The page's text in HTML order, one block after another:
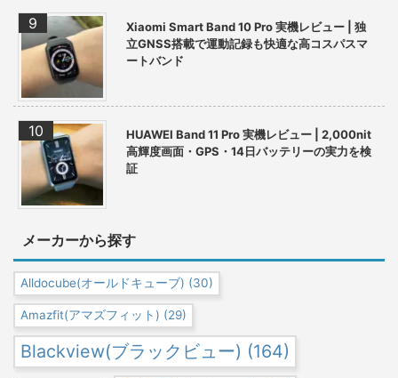
Xiaomi Smart Band 10 Pro 実機レビュー | 独
立GNSS搭載で運動記録も快適な高コスパスマ
ートバンド
HUAWEI Band 11 Pro 実機レビュー | 2,000nit
高輝度画面・GPS・14日バッテリーの実力を検
証
メーカーから探す
Alldocube(オールドキューブ) (30)
Amazfit(アマズフィット) (29)
Blackview(ブラックビュー) (164)